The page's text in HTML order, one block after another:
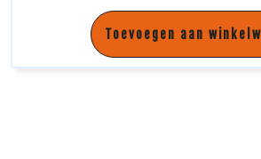
Toevoegen aan